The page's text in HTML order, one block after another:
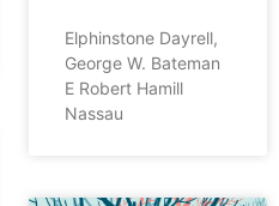
Elphinstone Dayrell,
George W. Bateman
E Robert Hamill
Nassau